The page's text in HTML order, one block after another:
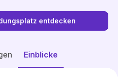
entdecken
Einblicke
Freie Plätze entdecken